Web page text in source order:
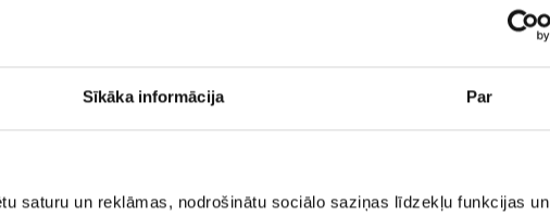
Sīkāka informācija Par
saturu un reklāmas, nodrošinātu sociālo saziņas līdzekļu funkcijas un